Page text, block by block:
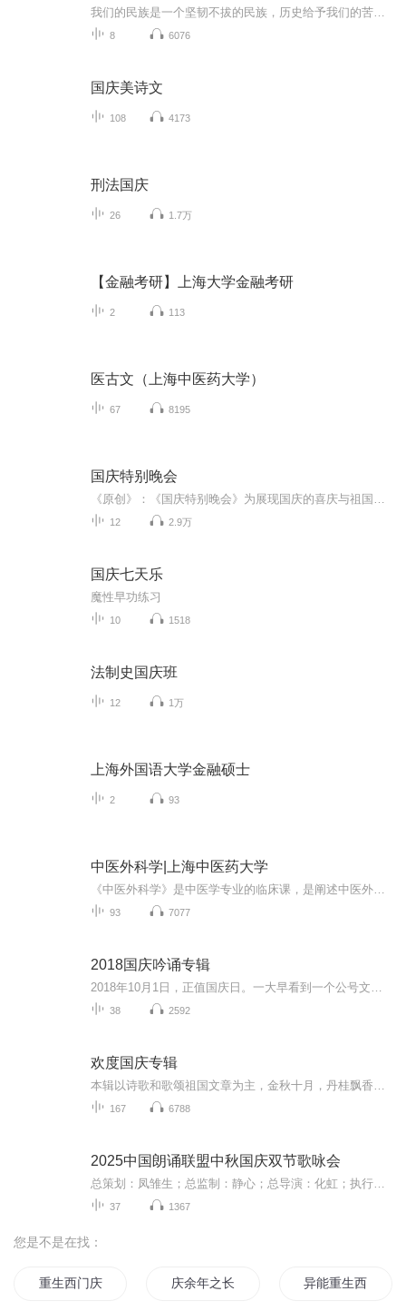
8 6076
国庆美诗文
108 4173
刑法国庆
26 1.7万
【金融考研】上海大学金融考研
2 113
医古文（上海中医药大学）
67 8195
国庆特别晚会
12 2.9万
国庆七天乐
魔性早功练习
10 1518
法制史国庆班
12 1万
上海外国语大学金融硕士
2 93
中医外科学|上海中医药大学
93 7077
2018国庆吟诵专辑
38 2592
欢度国庆专辑
167 6788
2025中国朗诵联盟中秋国庆双节歌咏会
37 1367
您是不是在找：
重生西门庆 庆余年之长歌行 异能重生西门庆